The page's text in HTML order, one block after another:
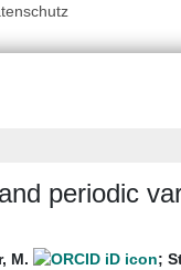
periodic
M. ;